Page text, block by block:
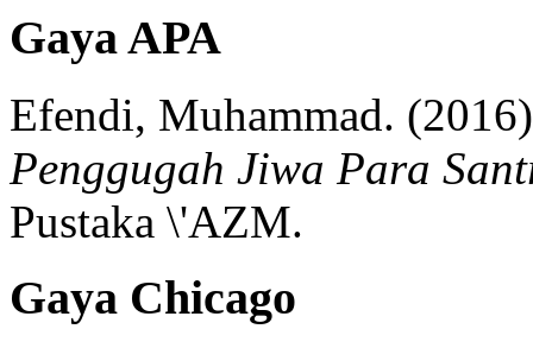
Gaya APA
Efendi, Muhammad.
Penggugah Jiwa Para
Pustaka \'AZM.
Gaya Chicago